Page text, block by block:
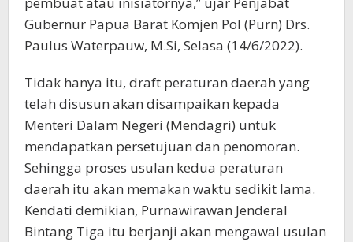
Gubernur Papua Barat Komjen Pol (Purn) Drs.
Paulus Waterpauw, M.Si, Selasa (14/6/2022).
Tidak hanya itu, draft peraturan daerah yang
telah disusun akan disampaikan kepada
Menteri Dalam Negeri (Mendagri) untuk
mendapatkan persetujuan dan penomoran.
Sehingga proses usulan kedua peraturan
daerah itu akan memakan waktu sedikit lama.
Kendati demikian, Purnawirawan Jenderal
Bintang Tiga itu berjanji akan mengawal usulan